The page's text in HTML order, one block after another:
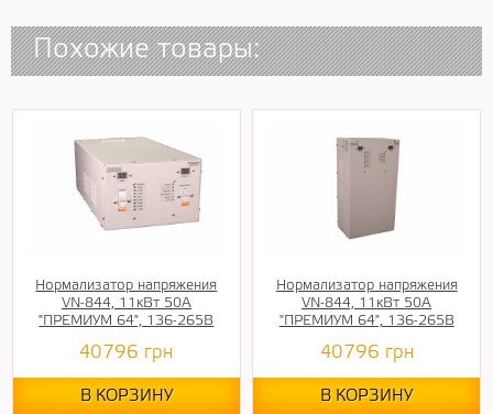
Похожие товары:
Нормализатор напряжения
VN-844, 11кВт 50А
"ПРЕМИУМ 64", 136-265В
40796 грн
В КОРЗИНУ
Нормализатор напряжения
VN-844, 11кВт 50А
"ПРЕМИУМ 64", 136-265В
40796 грн
В КОРЗИНУ